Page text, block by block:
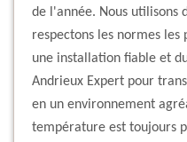
de l'année. Nous utilisons
respectons les normes
une installation fiable et
Andrieux Expert pour
en un environnement
température est toujours